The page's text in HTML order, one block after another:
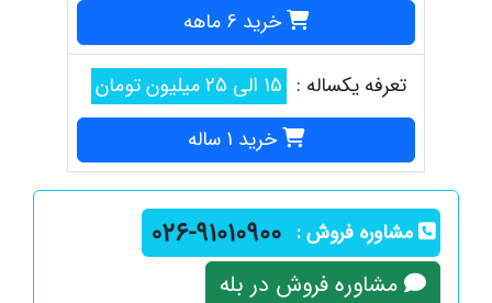
خرید 6 ماهه
تعرفه یکساله : 15 الی 25 میلیون تومان
خرید 1 ساله
مشاوره فروش :
مشاوره فروش در بله